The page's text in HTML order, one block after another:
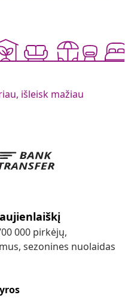
išleisk mažiau
000 pirkėjų,
sezonines nuolaidas